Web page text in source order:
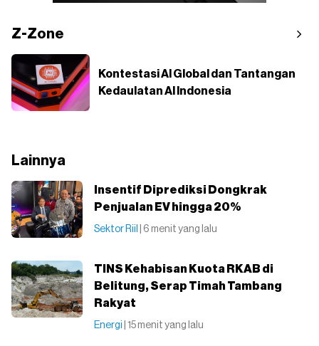
Z-Zone
Kontestasi AI Global dan Tantangan
Kedaulatan AI Indonesia
Lainnya
Insentif Diprediksi Dongkrak
Penjualan EV hingga 20%
Sektor Riil | 6 menit yang lalu
TINS Kehabisan Kuota RKAB di
Belitung, Serap Timah Tambang
Rakyat
Energi | 15 menit yang lalu